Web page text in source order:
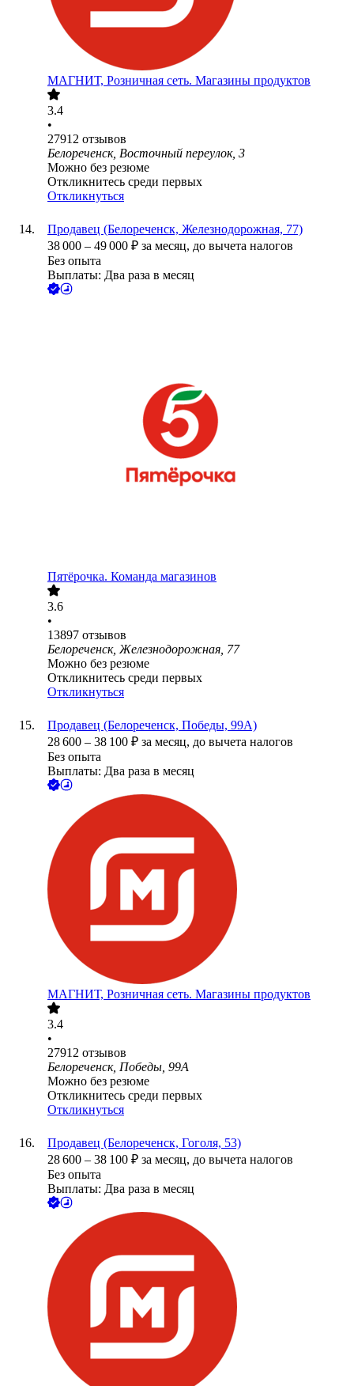
МАГНИТ, Розничная сеть. Магазины продуктов
3.4
•
27912 отзывов
Белореченск, Восточный переулок, 3
Можно без резюме
Откликнитесь среди первых
Откликнуться
Продавец (Белореченск, Железнодорожная, 77)
38 000 – 49 000 ₽ за месяц, до вычета налогов
Без опыта
Выплаты: Два раза в месяц
Пятёрочка. Команда магазинов
3.6
•
13897 отзывов
Белореченск, Железнодорожная, 77
Можно без резюме
Откликнитесь среди первых
Откликнуться
Продавец (Белореченск, Победы, 99А)
28 600 – 38 100 ₽ за месяц, до вычета налогов
Без опыта
Выплаты: Два раза в месяц
МАГНИТ, Розничная сеть. Магазины продуктов
3.4
•
27912 отзывов
Белореченск, Победы, 99А
Можно без резюме
Откликнитесь среди первых
Откликнуться
Продавец (Белореченск, Гоголя, 53)
28 600 – 38 100 ₽ за месяц, до вычета налогов
Без опыта
Выплаты: Два раза в месяц